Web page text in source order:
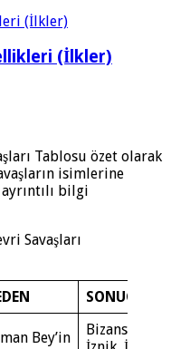
(İlkler)
Tablosu özet olarak
isimlerine
bilgi
SONUÇ
Bey’in
Bizans